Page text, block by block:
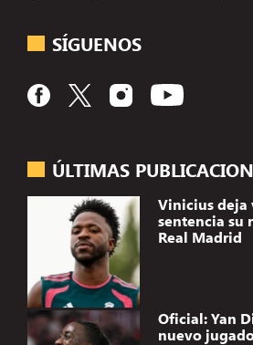
ÚLTIMAS
Vinicius deja
sentencia su
Real Madrid
Oficial: Yan
nuevo
SÍGUENOS